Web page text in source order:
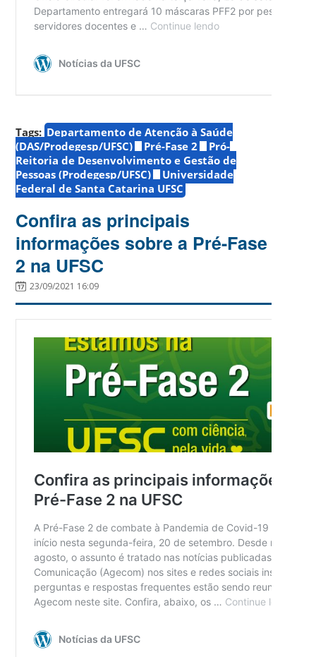
Tags: Departamento de Atenção à Saúde
(DAS/Prodegesp/UFSC)
Pré-Fase 2
Pró-
Reitoria de Desenvolvimento e Gestão de
Pessoas (Prodegesp/UFSC)
Universidade
Federal de Santa Catarina UFSC
Confira as principais
informações sobre a Pré-Fase
2 na UFSC
23/09/2021 16:09